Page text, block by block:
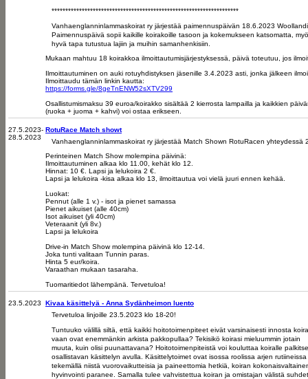
********************************************************************
Vanhaenglanninlammaskoirat ry järjestää paimennuspäivän 18.6.2023
Paimennuspäivä sopii kaikille koirakoille tasoon ja kokemukseen katsomatta,
hyvä tapa tutustua lajiin ja muihin samanhenkisiin.
Mukaan mahtuu 18 koirakkoa ilmoittautumisjärjestyksessä, päivä toteutuu, jos
Ilmoittautuminen on auki rotuyhdistyksen jäsenille 3.4.2023 asti, jonka jälkeen
Ilmoittaudu tämän linkin kautta:
https://forms.gle/8geTnENW52sXTV299
Osallistumismaksu 39 euroa/koirakko sisältää 2 kierrosta lampailla ja kaikkien
(ruoka + juoma + kahvi) voi ostaa erikseen.
27.5.2023-
28.5.2023
RotuRace Match showt
Vanhaenglanninlammaskoirat ry järjestää Match Shown RotuRacen yhteydessä
Perinteinen Match Show molempina päivinä:
Ilmoittautuminen alkaa klo 11.00, kehät klo 12.
Hinnat: 10 €. Lapsi ja lelukoira 2 €.
Lapsi ja lelukoira -kisa alkaa klo 13, ilmoittautua voi vielä juuri ennen kehää.
Luokat:
Pennut (alle 1 v.) - isot ja pienet samassa
Pienet aikuiset (alle 40cm)
Isot aikuiset (yli 40cm)
Veteraanit (yli 8v.)
Lapsi ja lelukoira
Drive-in Match Show molempina päivinä klo 12-14.
Joka tunti valitaan Tunnin paras.
Hinta 5 eur/koira.
Varaathan mukaan tasaraha.
Tuomaritiedot lähempänä. Tervetuloa!
23.5.2023
Kivaa käsittelyä - Anna Sydänheimon luento
Tervetuloa linjoille 23.5.2023 klo 18-20!
Tuntuuko välillä siltä, että kaikki hoitotoimenpiteet eivät varsinaisesti innosta
vaan ovat enemmänkin arkista pakkopullaa? Tekisikö koirasi mieluummin jotain
muuta, kuin olisi puunattavana? Hoitotoimenpiteistä voi kouluttaa koiralle
osallistavan käsittelyn avulla. Käsittelytoimet ovat isossa roolissa arjen rutiineissa
tekemällä niistä vuorovaikutteisia ja paineettomia hetkiä, koiran
hyvinvointi paranee. Samalla tulee vahvistettua koiran ja omistajan välistä